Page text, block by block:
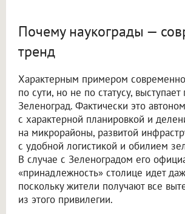
Почему наукограды —
тренд
Характерным примером
по сути, но не по статусу,
Зеленоград. Фактически это
с характерной планировкой и
на микрорайоны, развитой
с удобной логистикой и обилием
В случае с Зеленоградом его
«принадлежность» столице идет
поскольку жители получают все
из этого привилегии.